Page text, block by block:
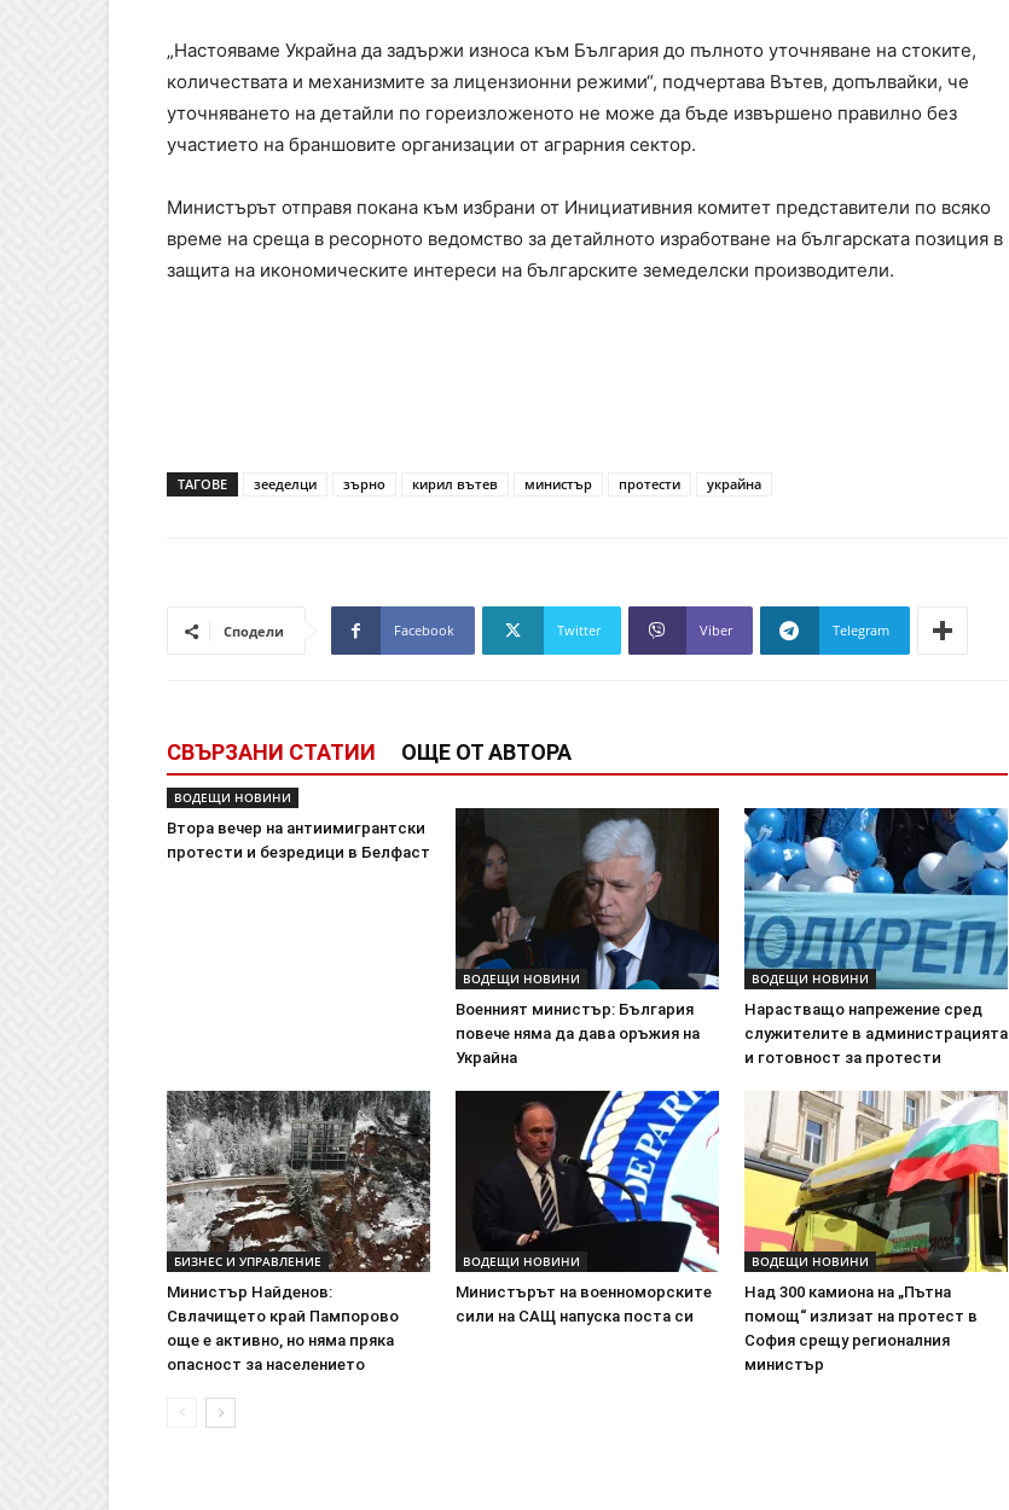
„Настояваме Украйна да задържи износа към България до пълното уточняване на стоките,
количествата и механизмите за лицензионни режими“, подчертава Вътев, допълвайки, че
уточняването на детайли по гореизложеното не може да бъде извършено правилно без
участието на браншовите организации от аграрния сектор.
Министърът отправя покана към избрани от Инициативния комитет представители по всяко
време на среща в ресорното ведомство за детайлното изработване на българската позиция в
защита на икономическите интереси на българските земеделски производители.
ТАГОВЕ зееделци зърно кирил вътев министър протести украйна
Сподели Facebook Twitter Viber Telegram
СВЪРЗАНИ СТАТИИ ОЩЕ ОТ АВТОРА
ВОДЕЩИ НОВИНИ
Втора вечер на антиимигрантски
протести и безредици в Белфаст
ВОДЕЩИ НОВИНИ
Военният министър: България
повече няма да дава оръжия на
Украйна
ВОДЕЩИ НОВИНИ
Нарастващо напрежение сред
служителите в администрацията
и готовност за протести
БИЗНЕС И УПРАВЛЕНИЕ
Министър Найденов:
Свлачището край Пампорово
още е активно, но няма пряка
опасност за населението
ВОДЕЩИ НОВИНИ
Министърът на военноморските
сили на САЩ напуска поста си
ВОДЕЩИ НОВИНИ
Над 300 камиона на „Пътна
помощ“ излизат на протест в
София срещу регионалния
министър